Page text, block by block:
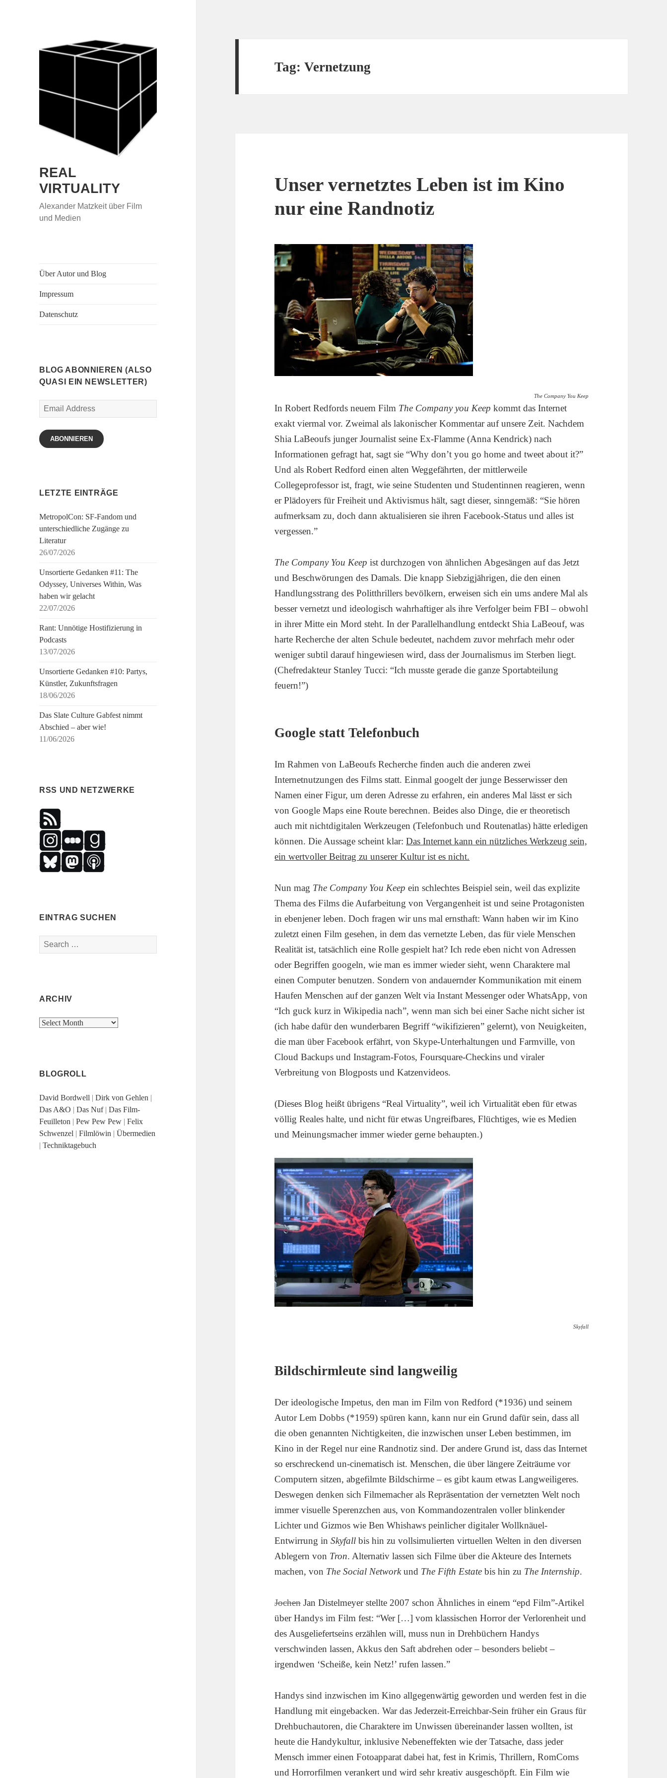
REAL
VIRTUALITY
Alexander Matzkeit über Film
und Medien
Über Autor und Blog
Impressum
Datenschutz
BLOG ABONNIEREN (ALSO
QUASI EIN NEWSLETTER)
Email
Address
ABONNIEREN
LETZTE EINTRÄGE
MetropolCon: SF-Fandom und
unterschiedliche Zugänge zu
Literatur
26/07/2026
Unsortierte Gedanken #11: The
Odyssey, Universes Within, Was
haben wir gelacht
22/07/2026
Rant: Unnötige Hostifizierung in
Podcasts
13/07/2026
Unsortierte Gedanken #10: Partys,
Künstler, Zukunftsfragen
18/06/2026
Das Slate Culture Gabfest nimmt
Abschied – aber wie!
11/06/2026
RSS UND NETZWERKE
EINTRAG SUCHEN
Search
for:
ARCHIV
Archiv
BLOGROLL
David Bordwell |Dirk von Gehlen |
Das A&O |Das Nuf|Das Film-
Feuilleton |Pew Pew Pew |Felix
Schwenzel |Filmlöwin |Übermedien
|Techniktagebuch
Tag:Vernetzung
Unser vernetztes Leben ist im Kino
nur eine Randnotiz
The Company You Keep
In Robert Redfords neuem Film The Company you Keep kommt das Internet
exakt viermal vor. Zweimal als lakonischer Kommentar auf unsere Zeit. Nachdem
Shia LaBeoufs junger Journalist seine Ex-Flamme (Anna Kendrick) nach
Informationen gefragt hat, sagt sie “Why don’t you go home and tweet about it?”
Und als Robert Redford einen alten Weggefährten, der mittlerweile
Collegeprofessor ist, fragt, wie seine Studenten und Studentinnen reagieren, wenn
er Plädoyers für Freiheit und Aktivismus hält, sagt dieser, sinngemäß: “Sie hören
aufmerksam zu, doch dann aktualisieren sie ihren Facebook-Status und alles ist
vergessen.”
The Company You Keep ist durchzogen von ähnlichen Abgesängen auf das Jetzt
und Beschwörungen des Damals. Die knapp Siebzigjährigen, die den einen
Handlungsstrang des Politthrillers bevölkern, erweisen sich ein ums andere Mal als
besser vernetzt und ideologisch wahrhaftiger als ihre Verfolger beim FBI – obwohl
in ihrer Mitte ein Mord steht. In der Parallelhandlung entdeckt Shia LaBeouf, was
harte Recherche der alten Schule bedeutet, nachdem zuvor mehrfach mehr oder
weniger subtil darauf hingewiesen wird, dass der Journalismus im Sterben liegt.
(Chefredakteur Stanley Tucci: “Ich musste gerade die ganze Sportabteilung
feuern!”)
Google statt Telefonbuch
Im Rahmen von LaBeoufs Recherche finden auch die anderen zwei
Internetnutzungen des Films statt. Einmal googelt der junge Besserwisser den
Namen einer Figur, um deren Adresse zu erfahren, ein anderes Mal lässt er sich
von Google Maps eine Route berechnen. Beides also Dinge, die er theoretisch
auch mit nichtdigitalen Werkzeugen (Telefonbuch und Routenatlas) hätte erledigen
können. Die Aussage scheint klar:Das Internet kann ein nützliches Werkzeug sein,
ein wertvoller Beitrag zu unserer Kultur ist es nicht.
Nun mag The Company You Keep ein schlechtes Beispiel sein, weil das explizite
Thema des Films die Aufarbeitung von Vergangenheit ist und seine Protagonisten
in ebenjener leben. Doch fragen wir uns mal ernsthaft: Wann haben wir im Kino
zuletzt einen Film gesehen, in dem das vernetzte Leben, das für viele Menschen
Realität ist, tatsächlich eine Rolle gespielt hat? Ich rede eben nicht von Adressen
oder Begriffen googeln, wie man es immer wieder sieht, wenn Charaktere mal
einen Computer benutzen. Sondern von andauernder Kommunikation mit einem
Haufen Menschen auf der ganzen Welt via Instant Messenger oder WhatsApp, von
“Ich guck kurz in Wikipedia nach”, wenn man sich bei einer Sache nicht sicher ist
(ich habe dafür den wunderbaren Begriff “wikifizieren” gelernt), von Neuigkeiten,
die man über Facebook erfährt, von Skype-Unterhaltungen und Farmville, von
Cloud Backups und Instagram-Fotos, Foursquare-Checkins und viraler
Verbreitung von Blogposts und Katzenvideos.
(Dieses Blog heißt übrigens “Real Virtuality”, weil ich Virtualität eben für etwas
völlig Reales halte, und nicht für etwas Ungreifbares, Flüchtiges, wie es Medien
und Meinungsmacher immer wieder gerne behaupten.)
Skyfall
Bildschirmleute sind langweilig
Der ideologische Impetus, den man im Film von Redford (*1936) und seinem
Autor Lem Dobbs (*1959) spüren kann, kann nur ein Grund dafür sein, dass all
die oben genannten Nichtigkeiten, die inzwischen unser Leben bestimmen, im
Kino in der Regel nur eine Randnotiz sind. Der andere Grund ist, dass das Internet
so erschreckend un-cinematisch ist. Menschen, die über längere Zeiträume vor
Computern sitzen, abgefilmte Bildschirme – es gibt kaum etwas Langweiligeres.
Deswegen denken sich Filmemacher als Repräsentation der vernetzten Welt noch
immer visuelle Sperenzchen aus, von Kommandozentralen voller blinkender
Lichter und Gizmos wie Ben Whishaws peinlicher digitaler Wollknäuel-
Entwirrung inSkyfall bis hin zu vollsimulierten virtuellen Welten in den diversen
Ablegern von Tron. Alternativ lassen sich Filme über die Akteure des Internets
machen, von The Social Networkund The Fifth Estate bis hin zu The Internship.
JochenJan Distelmeyer stellte 2007 schon Ähnliches in einem “epd Film”-Artikel
über Handys im Film fest: “Wer […] vom klassischen Horror der Verlorenheit und
des Ausgeliefertseins erzählen will, muss nun in Drehbüchern Handys
verschwinden lassen, Akkus den Saft abdrehen oder – besonders beliebt –
irgendwen ‘Scheiße, kein Netz!’ rufen lassen.”
Handys sind inzwischen im Kino allgegenwärtig geworden und werden fest in die
Handlung mit eingebacken. War das Jederzeit-Erreichbar-Sein früher ein Graus für
Drehbuchautoren, die Charaktere im Unwissen übereinander lassen wollten, ist
heute die Handykultur, inklusive Nebeneffekten wie der Tatsache, dass jeder
Mensch immer einen Fotoapparat dabei hat, fest in Krimis, Thrillern, RomComs
und Horrorfilmen verankert und wird sehr kreativ ausgeschöpft. Ein Film wie